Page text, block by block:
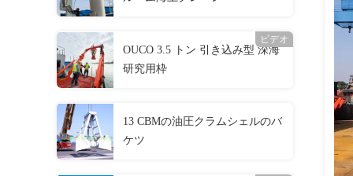
ビデオ
OUCO 3.5 トン 引き込み型 深海
研究用枠
13 CBMの油圧クラムシェルのバ
ケツ